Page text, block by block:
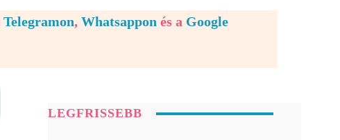
Telegramon, Whatsappon és a Google
LEGFRISSEBB